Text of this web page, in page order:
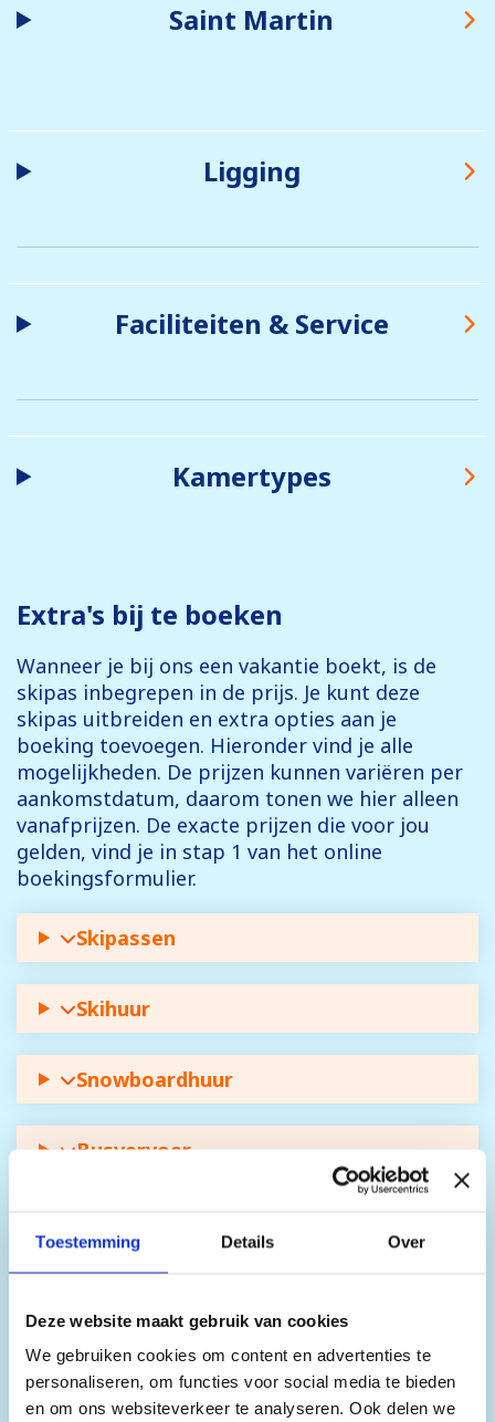
Toestemming Details Over
Deze website maakt gebruik van cookies
We gebruiken cookies om content en advertenties te
personaliseren, om functies voor social media te bieden
en om ons websiteverkeer te analyseren. Ook delen we
Saint Martin
Ligging
Faciliteiten & Service
Kamertypes
Extra's bij te boeken
Wanneer je bij ons een vakantie boekt, is de
skipas inbegrepen in de prijs. Je kunt deze
skipas uitbreiden en extra opties aan je
boeking toevoegen. Hieronder vind je alle
mogelijkheden. De prijzen kunnen variëren per
aankomstdatum, daarom tonen we hier alleen
vanafprijzen. De exacte prijzen die voor jou
gelden, vind je in stap 1 van het online
boekingsformulier.
Skipassen
Skihuur
Snowboardhuur
Busvervoer